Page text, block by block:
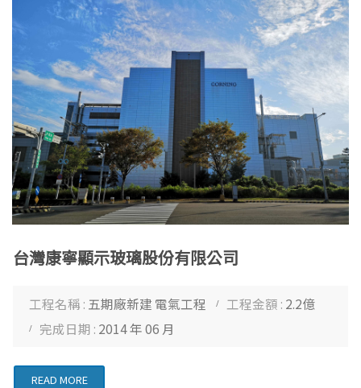
台灣康寧顯示玻璃股份有限公司
工程名稱 : 五期廠新建 電氣工程 工程金額 : 2.2億
完成日期 : 2014 年 06 月
READ MORE